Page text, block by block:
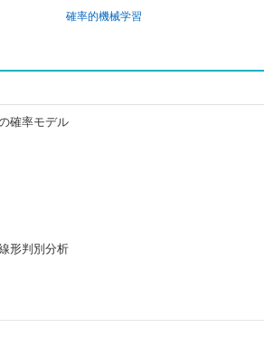
確率的機械学習
確率モデル
形判別分析